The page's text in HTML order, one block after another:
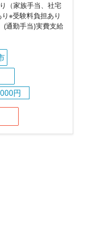
（家族手当、社宅
※受験料負担あり
(通勤手当)実費支給
円